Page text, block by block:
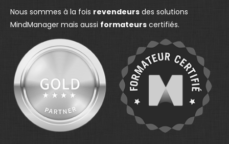
w
w
i
n
o
w
w
w
i
d
o
w
w
n
d
o
w
Nous sommes à la fois revendeurs des solutions
MindManager mais aussi formateurs certifiés.